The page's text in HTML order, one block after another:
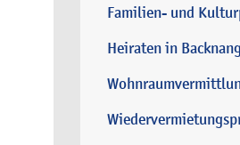
Familien- und
Heiraten in Backnang